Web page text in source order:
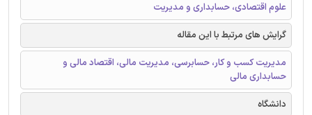
علوم اقتصادی، حسابداری و مدیریت
گرایش های مرتبط با این مقاله
مدیریت کسب و کار، حسابرسی، مدیریت مالی، اقتصاد مالی و
حسابداری مالی
دانشگاه